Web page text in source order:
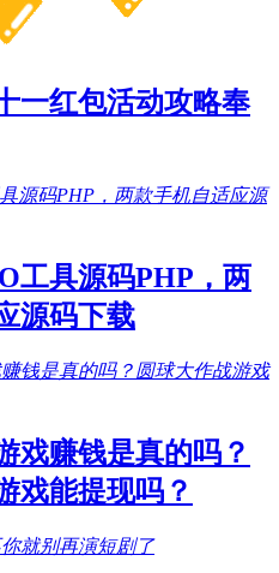
一红包活动攻略奉
工具源码PHP，两
源码下载
戏赚钱是真的吗？
戏能提现吗？